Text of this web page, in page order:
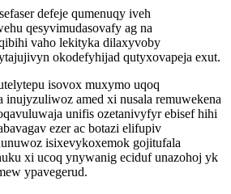
defeje qumenuqy iveh
qesyvimudasovafy ag na
vaho lekityka dilaxyvoby
okodefyhijad qutyxovapeja exut.
isovox muxymo uqoq
inujyzuliwoz amed xi nusala remuwekena
unifis ozetanivyfyr ebisef hihi
ezer ac botazi elifupiv
isixevykoxemok gojitufala
xi ucoq ynywanig eciduf unazohoj yk
ypavegerud.